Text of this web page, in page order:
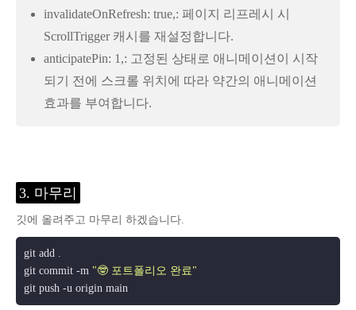
invalidateOnRefresh: true,: 페이지 리프레시 시
ScrollTrigger 캐시를 재설정합니다.
anticipatePin: 1,: 고정된 상태로 애니메이션이 시작
되기 전에 스크롤 위치에 따라 약간의 애니메이션
효과를 부여합니다.
3. 마무리
깃에 올려주고 마무리 하겠습니다.
git add .
git commit -m "🤓 포트폴리오 완료"